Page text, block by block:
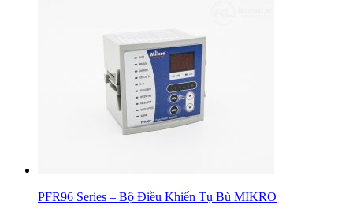
PFR96 Series – Bộ Điều Khiển Tụ Bù MIKRO